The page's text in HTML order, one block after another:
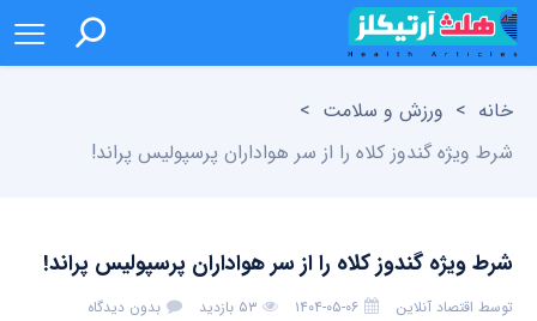
خانه > ورزش و سلامت >
شرط ویژه گندوز کلاه را از سر هواداران پرسپولیس پراند!
شرط ویژه گندوز کلاه را از سر هواداران پرسپولیس پراند!
توسط اقتصاد آنلاین ۱۴۰۴-۰۵-۰۶ ۵۳ بازدید بدون دیدگاه